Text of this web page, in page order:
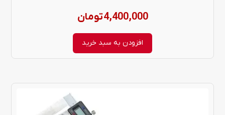
4,400,000تومان
افزودن به سبد خرید